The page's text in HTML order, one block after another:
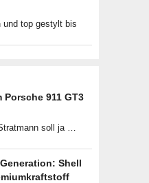
und top gestylt bis
911 GT3
soll ja …
Shell